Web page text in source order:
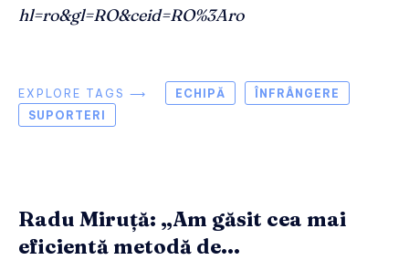
hl=ro&gl=RO&ceid=RO%3Aro
EXPLORE TAGS ⟶ ECHIPĂ
ÎNFRÂNGERE
SUPORTERI
Radu Miruță: „Am găsit cea mai
eficientă metodă de...